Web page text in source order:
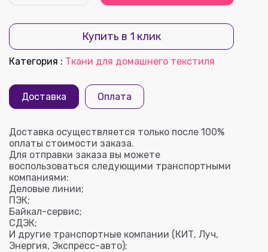
Купить в 1 клик
Категория : Ткани для домашнего текстиля
Доставка Оплата
Доставка осуществляется только после 100%
оплаты стоимости заказа.
Для отправки заказа вы можете
воспользоваться следующими транспортными
компаниями:
Деловые линии;
ПЭК;
Байкал-сервис;
СДЭК;
И другие транспортные компании (КИТ, Луч,
Энергия, Экспресс-авто);